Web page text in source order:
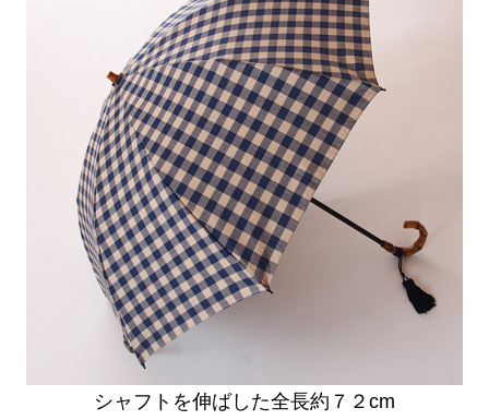
シャフトを伸ばした全長約７２cm